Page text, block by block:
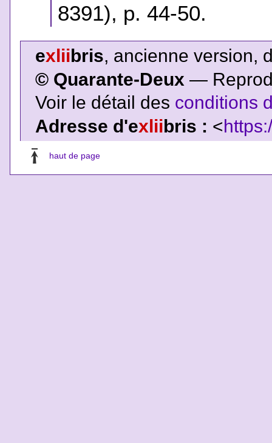
8391), p. 44-50.
exliibris, ancienne version,
© Quarante-Deux —
Voir le détail des conditions
Adresse d'exlii bris : <
haut de page